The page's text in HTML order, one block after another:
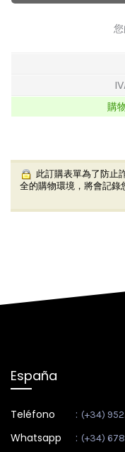
購
此訂購表單為了防止
全的購物環境，將會記錄
España
Teléfono : (+34)
Whatsapp : (+34)